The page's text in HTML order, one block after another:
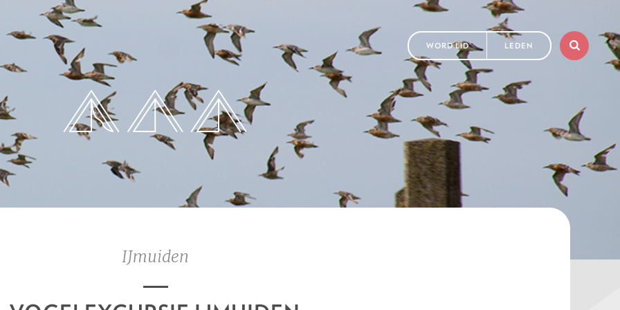
WORD LID LEDEN
IJmuiden